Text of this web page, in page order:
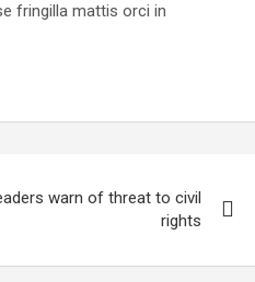
fringilla mattis orci in
warn of threat to civil
rights